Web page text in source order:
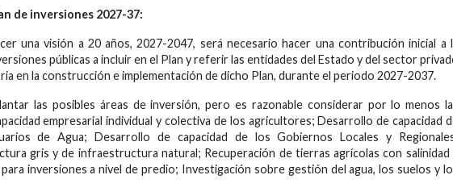
de inversiones 2027-37:
una visión a 20 años, 2027-2047, será necesario hacer una contribución inicial a
públicas a incluir en el Plan y referir las entidades del Estado y del sector
en la construcción e implementación de dicho Plan, durante el periodo 2027-2037.
las posibles áreas de inversión, pero es razonable considerar por lo menos
empresarial individual y colectiva de los agricultores; Desarrollo de capacidad
de Agua; Desarrollo de capacidad de los Gobiernos Locales y
gris y de infraestructura natural; Recuperación de tierras agrícolas con salinidad
inversiones a nivel de predio; Investigación sobre gestión del agua, los suelos y